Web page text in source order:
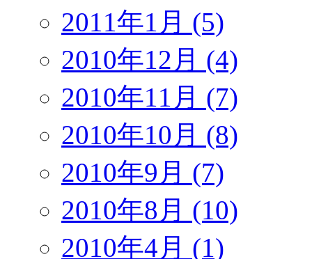
2011年1月 (5)
2010年12月 (4)
2010年11月 (7)
2010年10月 (8)
2010年9月 (7)
2010年8月 (10)
2010年4月 (1)